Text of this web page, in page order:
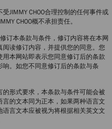
JIMMY CHOO合理控制的任何事件或
CHOO概不承担责任。
订本条款与条件，修订内容将在本网
读修订内容，并提供您的同意。您
本网站即表示您同意修订后的条款
。如您不同意修订后的条款与条
形式要求，本条款与条件可能会被
的文本同为正本，如果两种语言文
言文本应被视为将根据相关英文文